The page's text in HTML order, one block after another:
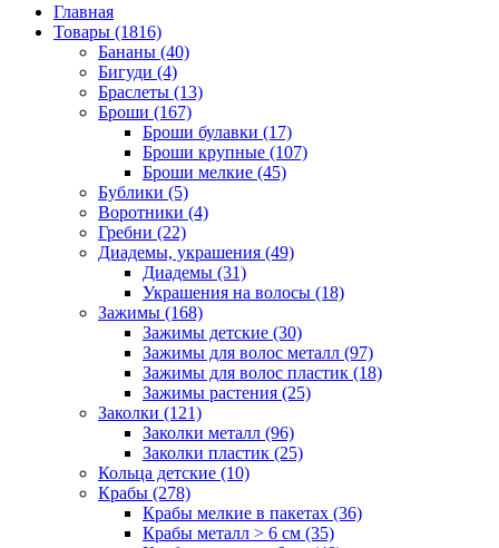
Главная
Товары (1816)
Бананы (40)
Бигуди (4)
Браслеты (13)
Броши (167)
Броши булавки (17)
Броши крупные (107)
Броши мелкие (45)
Бублики (5)
Воротники (4)
Гребни (22)
Диадемы, украшения (49)
Диадемы (31)
Украшения на волосы (18)
Зажимы (168)
Зажимы детские (30)
Зажимы для волос металл (97)
Зажимы для волос пластик (18)
Зажимы растения (25)
Заколки (121)
Заколки металл (96)
Заколки пластик (25)
Кольца детские (10)
Крабы (278)
Крабы мелкие в пакетах (36)
Крабы металл > 6 см (35)